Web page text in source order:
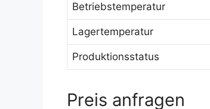
Betriebstemperatur
Lagertemperatur
Produktionsstatus
Preis anfragen